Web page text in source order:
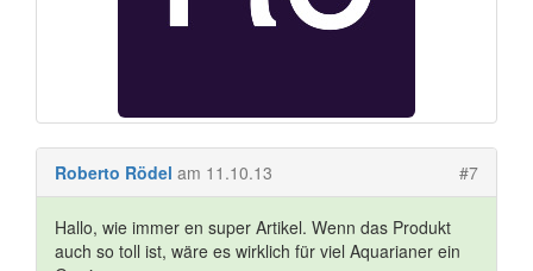
Roberto Rödel am 11.10.13 #7
Hallo, wie immer en super Artikel. Wenn das Produkt
auch so toll ist, wäre es wirklich für viel Aquarianer ein